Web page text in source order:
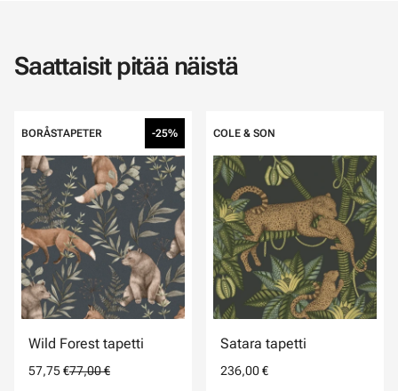
Saattaisit pitää näistä
BORÅSTAPETER -25%
Wild Forest tapetti
57,75 €77,00 €
COLE & SON
Satara tapetti
236,00 €